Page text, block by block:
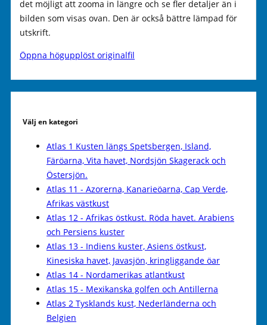
det möjligt att zooma in längre och se fler detaljer än i
bilden som visas ovan. Den är också bättre lämpad för
utskrift.
Öppna högupplöst originalfil
Välj en kategori
Atlas 1 Kusten längs Spetsbergen, Island,
Färöarna, Vita havet, Nordsjön Skagerack och
Östersjön.
Atlas 11 - Azorerna, Kanarieöarna, Cap Verde,
Afrikas västkust
Atlas 12 - Afrikas östkust. Röda havet. Arabiens
och Persiens kuster
Atlas 13 - Indiens kuster, Asiens östkust,
Kinesiska havet, Javasjön, kringliggande öar
Atlas 14 - Nordamerikas atlantkust
Atlas 15 - Mexikanska golfen och Antillerna
Atlas 2 Tysklands kust, Nederländerna och
Belgien